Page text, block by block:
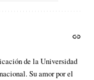
de la Universidad
Su amor por el